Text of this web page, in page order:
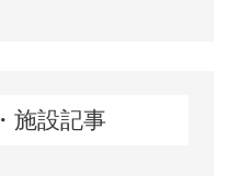
施設記事